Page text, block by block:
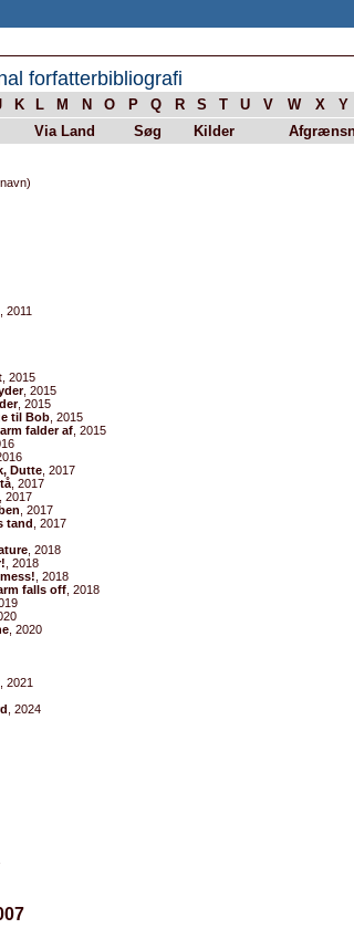
forfatterbibliografi
K L M N O P Q R S T U V W X Y
Via Land Søg Kilder
, 2011
, 2015
, 2015
, 2015
til Bob , 2015
falder af , 2015
Dutte , 2017
, 2017
, 2017
, 2017
tand , 2017
, 2018
, 2018
, 2018
falls off , 2018
, 2020
, 2021
, 2024